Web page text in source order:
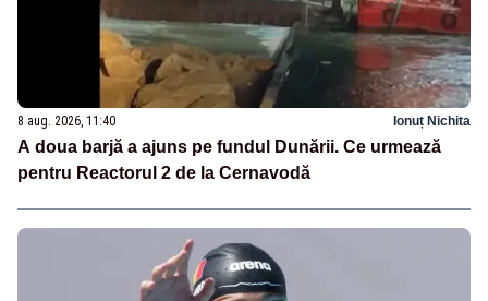
8 aug. 2026, 11:40 Ionuț Nichita
A doua barjă a ajuns pe fundul Dunării. Ce urmează
pentru Reactorul 2 de la Cernavodă